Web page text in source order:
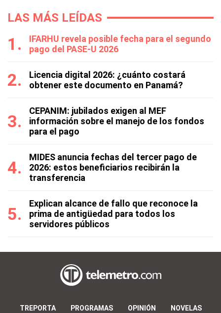
LAS MÁS LEÍDAS
IFARHU revela posible fecha para el segundo
pago del PASE-U 2026
Licencia digital 2026: ¿cuánto costará
obtener este documento en Panamá?
CEPANIM: jubilados exigen al MEF
información sobre el manejo de los fondos
para el pago
MIDES anuncia fechas del tercer pago de
2026: estos beneficiarios recibirán la
transferencia
Explican alcance de fallo que reconoce la
prima de antigüedad para todos los
servidores públicos
TREPORTA PROGRAMAS OPINIÓN NOVELAS